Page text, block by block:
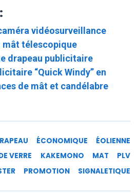
vidéosurveillance
mât télescopique
drapeau publicitaire
“Quick Windy” en
de mât et candélabre
ÉCONOMIQUE
ÉOLIENNE
VERRE
KAKEMONO MAT
PLV
PROMOTION SIGNALETIQUE